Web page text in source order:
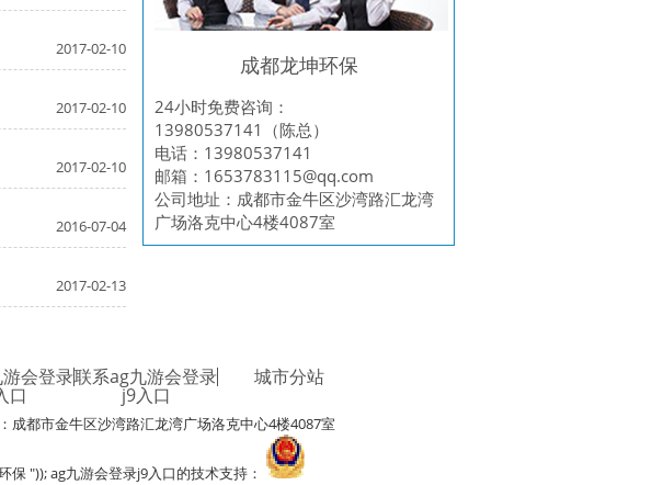
2017-02-10
2017-02-10
2017-02-10
2016-07-04
2017-02-13
成都龙坤环保
24小时免费咨询：
13980537141（陈总）
电话：13980537141
邮箱： 1653783115@qq.com
公司地址：成都市金牛区沙湾路汇龙湾
广场洛克中心4楼4087室
会登录
口
联系ag九游会登录
j9入口
城市分站
成都市金牛区沙湾路汇龙湾广场洛克中心4楼4087室
")); ag九游会登录j9入口的技术支持：